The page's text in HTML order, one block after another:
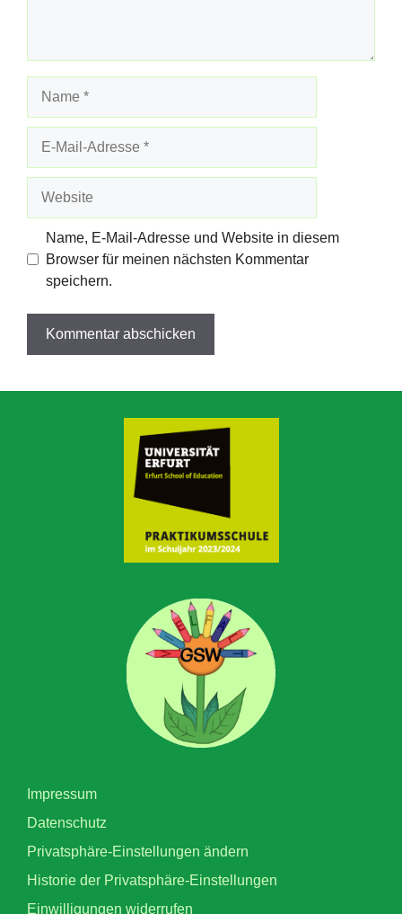
Adresse
Name, E-Mail-Adresse und Website in diesem
Browser für meinen nächsten Kommentar
speichern.
Impressum
Datenschutz
Privatsphäre-Einstellungen ändern
Historie der Privatsphäre-Einstellungen
Einwilligungen widerrufen